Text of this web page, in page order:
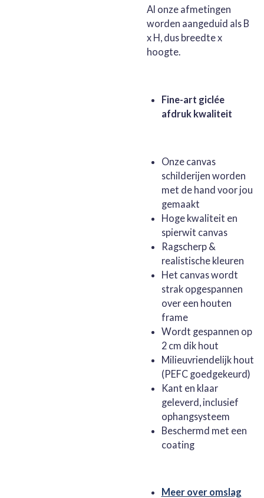
Al onze afmetingen
worden aangeduid als B
x H, dus breedte x
hoogte.
Fine-art giclée
afdruk kwaliteit
Onze canvas
schilderijen worden
met de hand voor jou
gemaakt
Hoge kwaliteit en
spierwit canvas
Ragscherp &
realistische kleuren
Het canvas wordt
strak opgespannen
over een houten
frame
Wordt gespannen op
2 cm dik hout
Milieuvriendelijk hout
(PEFC goedgekeurd)
Kant en klaar
geleverd, inclusief
ophangsysteem
Beschermd met een
coating
Meer over omslag